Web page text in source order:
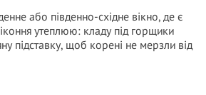
або південно-східне вікно, де є
утеплюю: кладу під горщики
підставку, щоб корені не мерзли від